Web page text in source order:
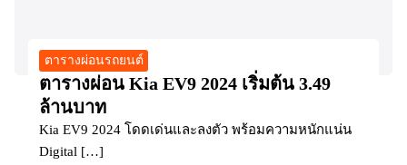
ตารางผ่อนรถยนต์
ตารางผ่อน Kia EV9 2024 เริ่มต้น 3.49
ล้านบาท
Kia EV9 2024 โดดเด่นและลงตัว พร้อมความหนักแน่น
Digital […]